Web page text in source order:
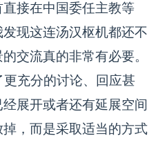
接在中国委任主教等
现这连汤汉枢机都还不
交流真的非常有必要。
充分的讨论、回应甚
展开或者还有延展空间
，而是采取适当的方式